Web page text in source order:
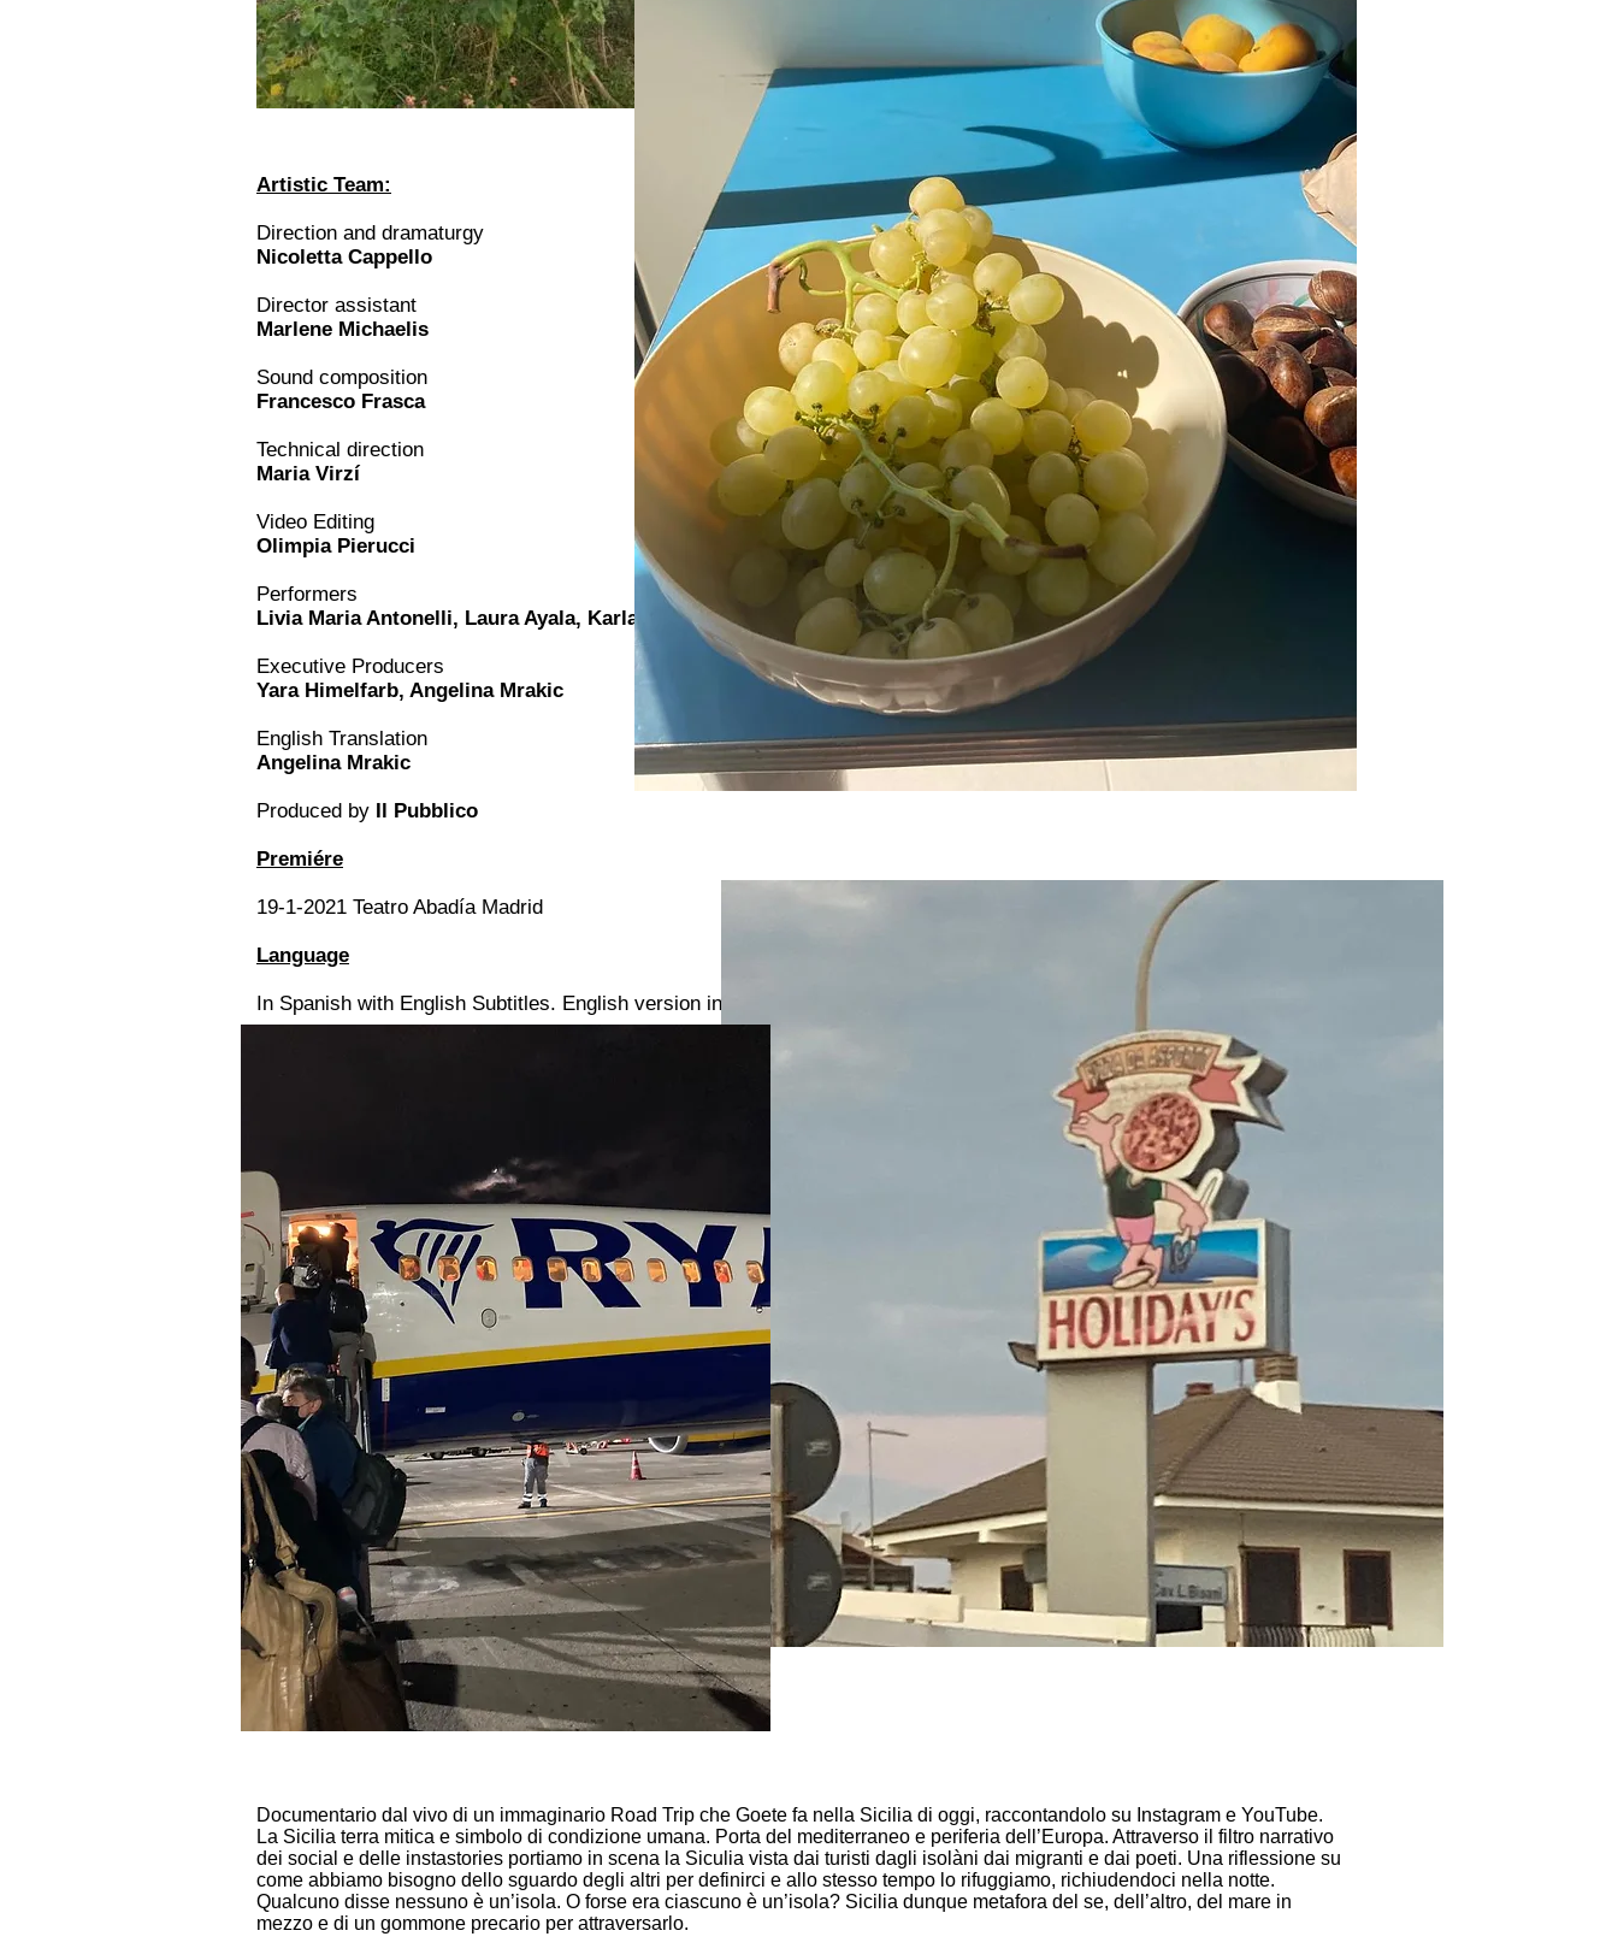
​Artistic Team:
Direction and dramaturgy
Nicoletta Cappello
Director assistant
Marlene Michaelis
Sound composition
Francesco Frasca
Technical direction
Maria Virzí
Video Editing
Olimpia Pierucci
Performers
Livia Maria Antonelli, Laura Ayala, Karla Meneses
Executive Producers
Yara Himelfarb, Angelina Mrakic
English Translation
Angelina Mrakic
Produced by Il Pubblico
Premiére
19-1-2021 Teatro Abadía Madrid
Language
In Spanish with English Subtitles. English version in process.
'Stato vegetale', the performance where the audience get transformed into a plant - El Plural.com
Awards
With the support of Award to Creation Carlota Soldevila,
Footage:
Excerpt
Teaser
Documentario dal vivo di un immaginario Road Trip che Goete fa nella Sicilia di oggi, raccontandolo su Instagram e YouTube.
La Sicilia terra mitica e simbolo di condizione umana. Porta del mediterraneo e periferia dell’Europa. Attraverso il filtro narrativo
dei social e delle instastories portiamo in scena la Siculia vista dai turisti dagli isolàni dai migranti e dai poeti. Una riflessione su
come abbiamo bisogno dello sguardo degli altri per definirci e allo stesso tempo lo rifuggiamo, richiudendoci nella notte.
Qualcuno disse nessuno è un’isola. O forse era ciascuno è un’isola? Sicilia dunque metafora del se, dell’altro, del mare in
mezzo e di un gommone precario per attraversarlo.